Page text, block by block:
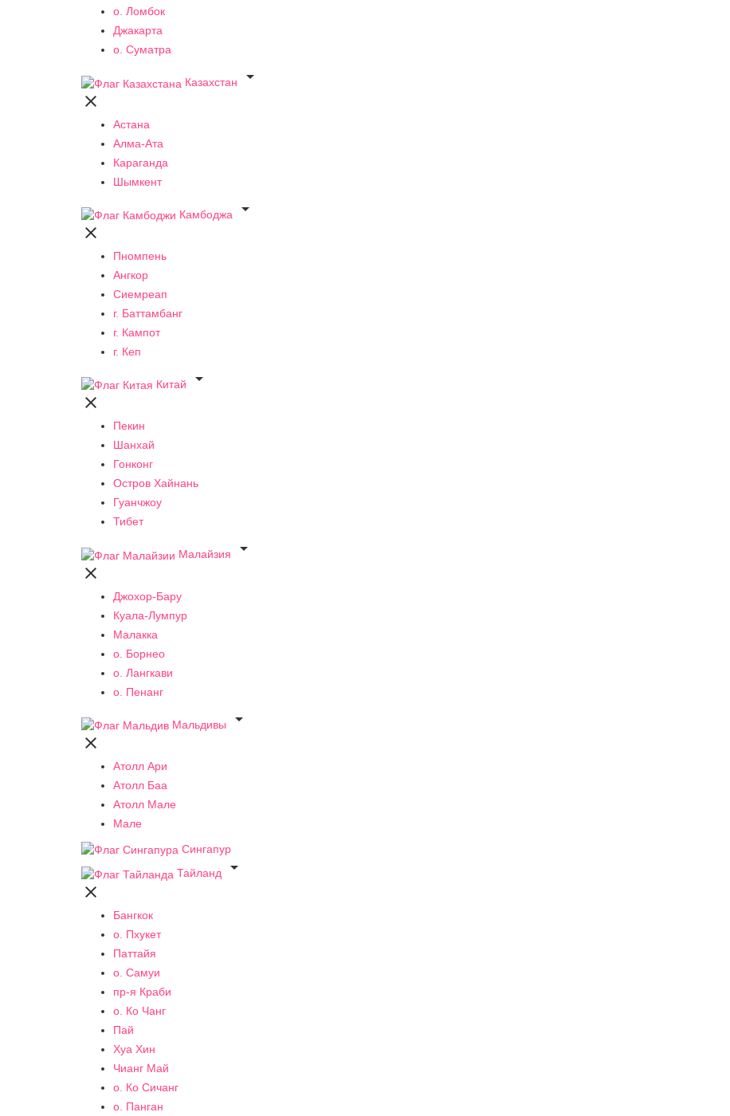
о. Ломбок
Джакарта
о. Суматра
Казахстан


Астана
Алма-Ата
Караганда
Шымкент
Камбоджа


Пномпень
Ангкор
Сиемреап
г. Баттамбанг
г. Кампот
г. Кеп
Китай


Пекин
Шанхай
Гонконг
Остров Хайнань
Гуанчжоу
Тибет
Малайзия


Джохор-Бару
Куала-Лумпур
Малакка
о. Борнео
о. Лангкави
о. Пенанг
Мальдивы


Атолл Ари
Атолл Баа
Атолл Мале
Мале
Сингапур
Тайланд


Бангкок
о. Пхукет
Паттайя
о. Самуи
пр-я Краби
о. Ко Чанг
Пай
Хуа Хин
Чианг Май
о. Ко Сичанг
о. Панган